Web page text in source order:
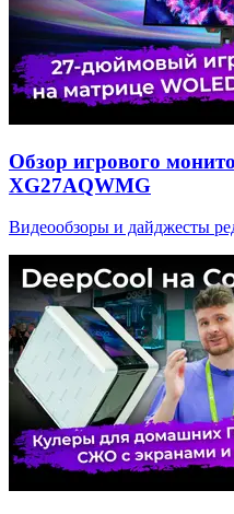
Обзор игрового
XG27AQWMG
Видеообзоры и дайджесты